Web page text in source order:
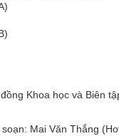
Khoa học và Biên
Mai Văn Thắng